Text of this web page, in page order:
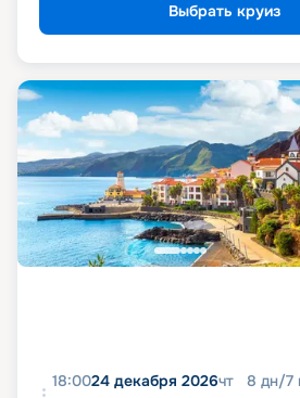
Выбрать круиз
18:0024 декабря 2026чт 8 дн/7